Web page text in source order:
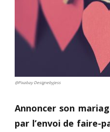
@Pixabay Designebyjess
Annoncer son
par l’envoi de faire-